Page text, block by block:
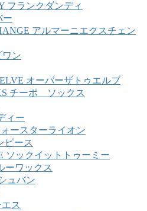
フランクダンディ
ー
アルマーニエクスチェン
ン
オーバーザトゥエルブ
チーポ ソックス
ィー
ースターライオン
ピース
ソックイットトゥーミー
ーワックス
ュバン
ス